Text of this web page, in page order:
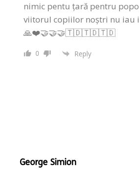
nimic pentu țară pentru
viitorul copiilor noștri nu iau
🙏❤️🤝🤝🤝🇹🇩🇹🇩🇹🇩
0 Reply
George Simion